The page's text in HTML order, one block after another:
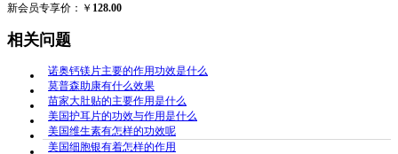
新会员专享价：￥ 128.00
相关问题
诺奥钙镁片主要的作用功效是什么
莫普森助康有什么效果
苗家大肚贴的主要作用是什么
美国护耳片的功效与作用是什么
美国维生素有怎样的功效呢
美国细胞银有着怎样的作用